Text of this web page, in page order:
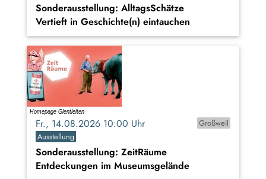
Sonderausstellung: AlltagsSchätze
Vertieft in Geschichte(n) eintauchen
Fr., 14.08.2026 10:00 Uhr
Großweil
Ausstellung
Sonderausstellung: ZeitRäume
Entdeckungen im Museumsgelände